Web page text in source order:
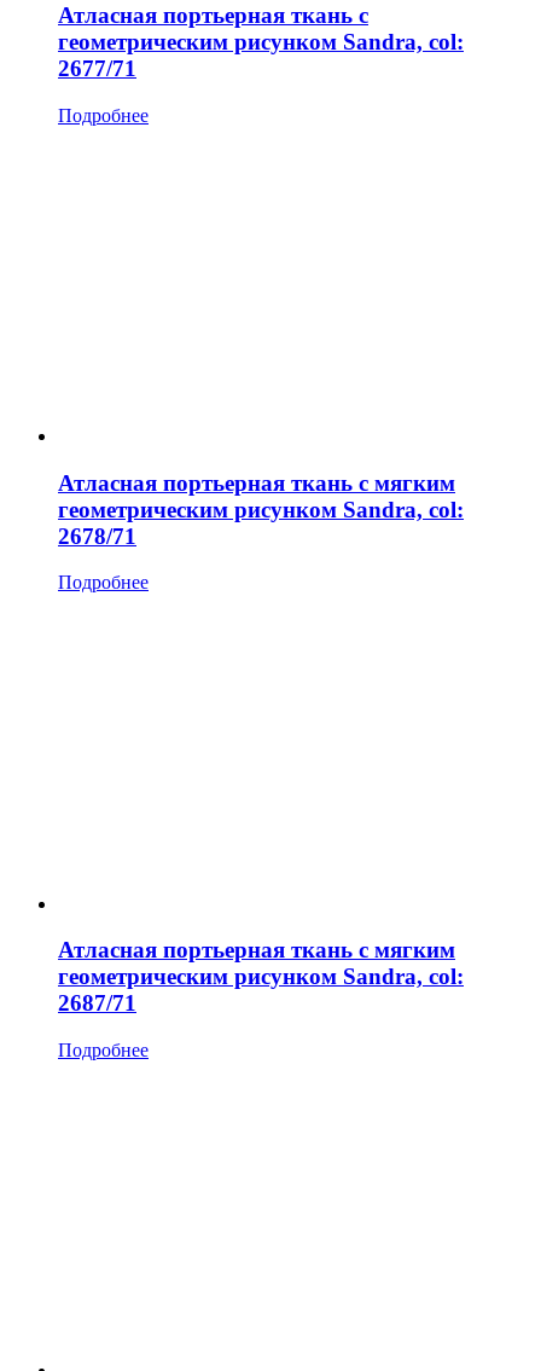
Атласная портьерная ткань с
геометрическим рисунком Sandra, col:
2677/71
Подробнее
Атласная портьерная ткань с мягким
геометрическим рисунком Sandra, col:
2678/71
Подробнее
Атласная портьерная ткань с мягким
геометрическим рисунком Sandra, col:
2687/71
Подробнее